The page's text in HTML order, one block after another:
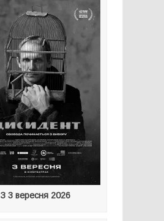
З 3 вересня 2026